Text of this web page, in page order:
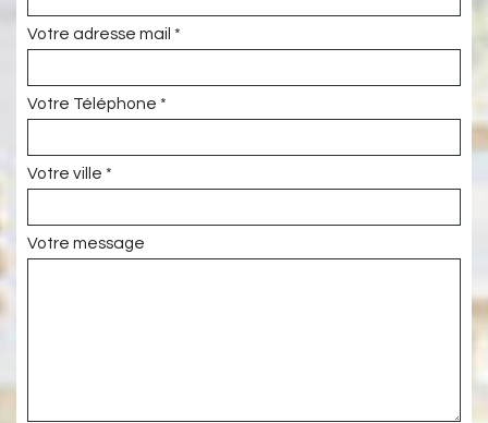
Votre adresse mail *
Votre Téléphone *
Votre ville *
Votre message